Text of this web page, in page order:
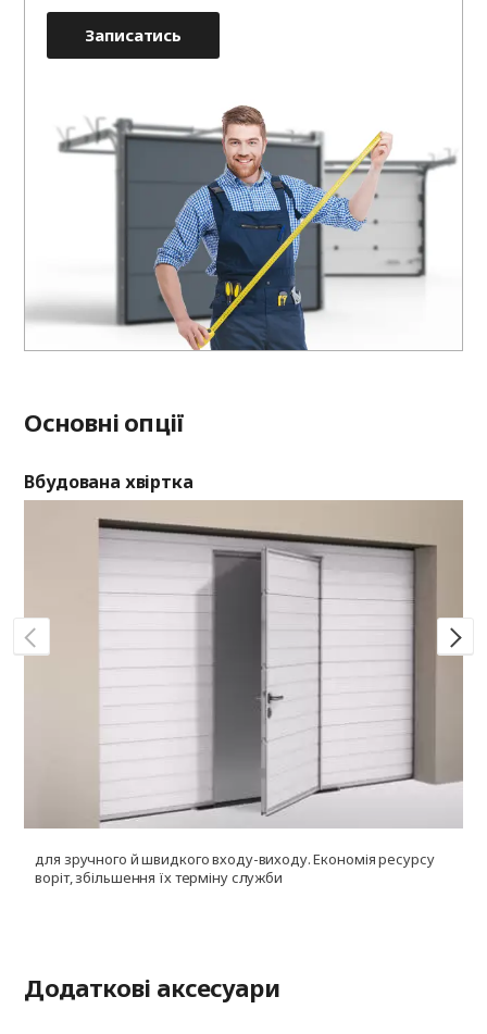
Записатись
Основні опції
Вбудована хвіртка
для зручного й швидкого входу-виходу. Економія ресурсу
воріт, збільшення їх терміну служби
Додаткові аксесуари